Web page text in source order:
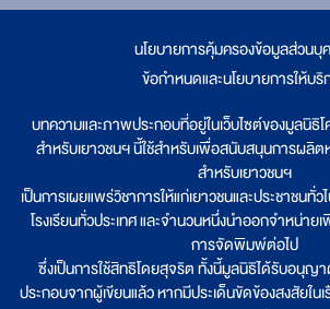
นโยบายการคุ้มครองข้อมูลส่วนบุ
ข้อกำหนดและนโยบายการให้บริ
บทความและภาพประกอบที่อยู่ในเว็บไซต์ของมูลนิธิ
สำหรับเยาวชนฯ นี้ใช้สำหรับเพื่อสนับสนุนการผลิ
สำหรับเยาวชนฯ
เป็นการเผยแพร่วิชาการให้แก่เยาวชนและประชาชนทั่
โรงเรียนทั่วประเทศ และจำนวนหนึ่งนำออกจำหน่าย
การจัดพิมพ์ต่อไป
ซึ่งเป็นการใช้สิทธิโดยสุจริต ทั้งนี้มูลนิธิได้รับอนุญ
ประกอบจากผู้เขียนแล้ว หากมีประเด็นขัดข้องสงสัยใน